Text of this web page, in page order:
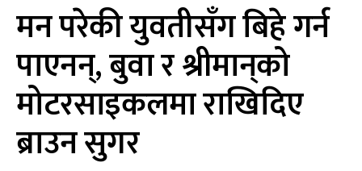
मन परेकी युवतीसँग बिहे गर्न
पाएनन्, बुवा र श्रीमान्‌को
मोटरसाइकलमा राखिदिए
ब्राउन सुगर